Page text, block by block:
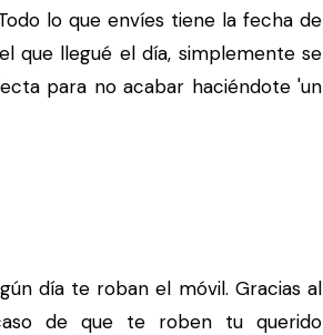
lo que envíes tiene la fecha de
que llegué el día, simplemente se
para no acabar haciéndote 'un
día te roban el móvil. Gracias al
de que te roben tu querido